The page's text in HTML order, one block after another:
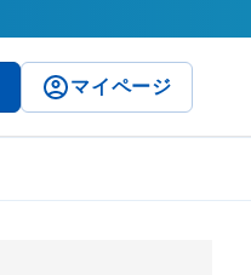
マイページ